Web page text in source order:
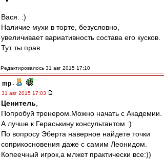
Вася. :)
Наличие мухи в торте, безусловно,
увеличивает вариативность состава его кусков.
Тут ты прав.
Редактировалось 31 авг 2015 17:10
mp -
31 авг 2015 17:03
Ценитель
Попробуй тренером.Можно начать с Академии.
А лучше к Гераськину консультантом :)
По вопросу Эберта наверное найдете точки
соприкосновения даже с самим Леонидом.
Копеечный игрок,а млжет практически все:))